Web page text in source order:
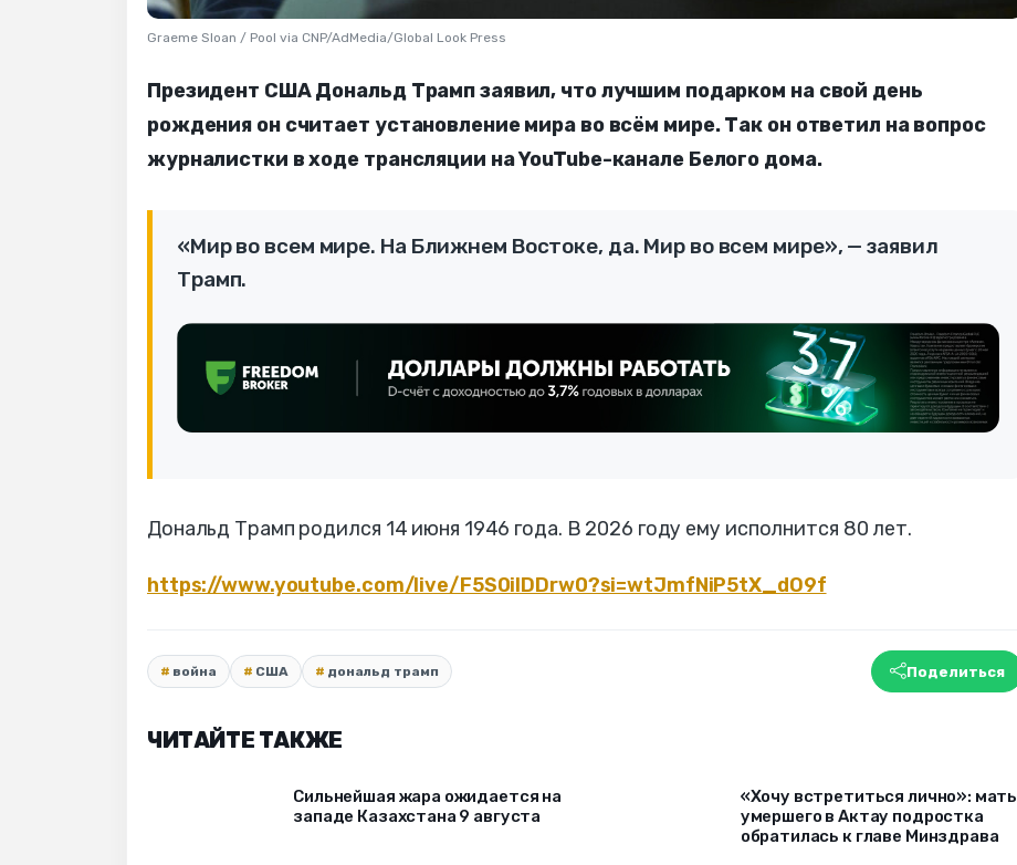
Graeme Sloan / Pool via CNP/AdMedia/Global Look Press
Президент США Дональд Трамп заявил, что лучшим подарком на свой день
рождения он считает установление мира во всём мире. Так он ответил на вопрос
журналистки в ходе трансляции на YouTube-канале Белого дома.
«Мир во всем мире. На Ближнем Востоке, да. Мир во всем мире», — заявил
Трамп.
Дональд Трамп родился 14 июня 1946 года. В 2026 году ему исполнится 80 лет.
https://www.youtube.com/live/F5S0ilDDrw0?si=wtJmfNiP5tX_dO9f
война США дональд трамп Поделиться
ЧИТАЙТЕ ТАКЖЕ
Сильнейшая жара ожидается на
западе Казахстана 9 августа
«Хочу встретиться лично»: мать
умершего в Актау подростка
обратилась к главе Минздрава